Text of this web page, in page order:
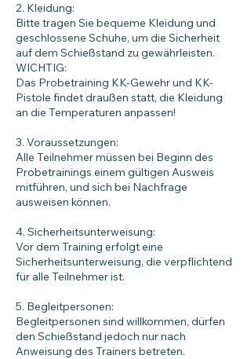
2. Kleidung:
Bitte tragen Sie bequeme Kleidung und
geschlossene Schuhe, um die Sicherheit
auf dem Schießstand zu gewährleisten.
WICHTIG:
Das Probetraining KK-Gewehr und KK-
Pistole findet draußen statt, die Kleidung
an die Temperaturen anpassen!
3. Voraussetzungen:
Alle Teilnehmer müssen bei Beginn des
Probetrainings einem gültigen Ausweis
mitführen, und sich bei Nachfrage
ausweisen können.
4. Sicherheitsunterweisung:
Vor dem Training erfolgt eine
Sicherheitsunterweisung, die verpflichtend
für alle Teilnehmer ist.
5. Begleitpersonen:
Begleitpersonen sind willkommen, dürfen
den Schießstand jedoch nur nach
Anweisung des Trainers betreten.